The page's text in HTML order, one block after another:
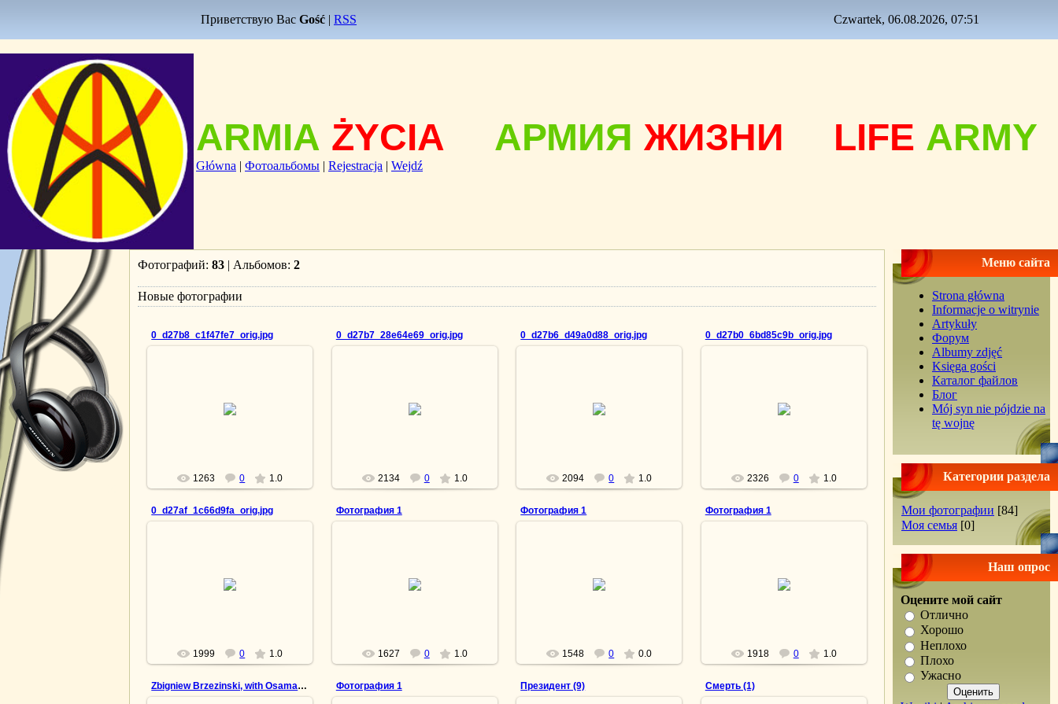
Приветствую Вас Gość | RSS Czwartek, 06.08.2026, 07:51
ARMIA ŻYCIA АРМИЯ ЖИЗНИ LIFE ARMY
Główna | Фотоальбомы | Rejestracja | Wejdź
Фотографий: 83 | Альбомов: 2
Новые фотографии
0_d27b8_c1f47fe7_orig.jpg
Светлая вера в будущее
1263 0 1.0
0_d27b7_28e64e69_orig.jpg
Вспомнить всё
2134 0 1.0
0_d27b6_d49a0d88_orig.jpg
Настоящее призвание
2094 0 1.0
0_d27b0_6bd85c9b_orig.jpg
Свидание с отцом
2326 0 1.0
0_d27af_1c66d9fa_orig.jpg
Товарищ по несчастью
1999 0 1.0
Фотография 1
Миг незабываемого счастья
1627 0 1.0
Фотография 1
Пес на могиле своего хозяина.
1548 0 0.0
Фотография 1
Джеймса Ригана. «Сектор 60» —
1918 0 1.0
Zbigniew Brzezinski, with Osama bin Laden. Фотография 1 Президент (9) Смерть (1)
Меню сайта
Strona główna
Informacje o witrynie
Artykuły
Форум
Albumy zdjęć
Księga gości
Каталог файлов
Блог
Mój syn nie pójdzie na
tę wojnę
Категории раздела
Мои фотографии [84]
Моя семья [0]
Наш опрос
Оцените мой сайт
Отлично
Хорошо
Неплохо
Плохо
Ужасно